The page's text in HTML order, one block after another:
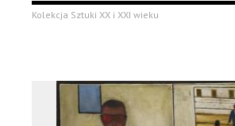
Kolekcja Sztuki XX i XXI wieku